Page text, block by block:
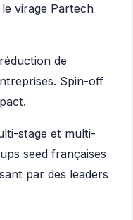
virage Partech
de
Spin-off
stage et multi-
seed françaises
par des leaders